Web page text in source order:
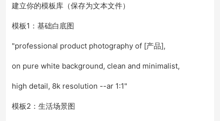
建立你的模板库（保存为文本文件）
模板1：基础白底图
"professional product photography of [产品],
on pure white background, clean and minimalist,
high detail, 8k resolution --ar 1:1"
模板2：生活场景图